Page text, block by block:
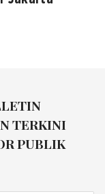
TERKINI
PUBLIK